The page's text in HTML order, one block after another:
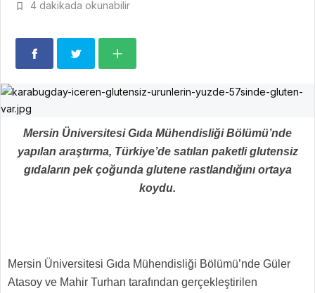
4 dakikada okunabilir
Mersin Üniversitesi Gıda Mühendisliği Bölümü’nde
yapılan araştırma, Türkiye’de satılan paketli glutensiz
gıdaların pek çoğunda glutene rastlandığını ortaya
koydu.
Mersin Üniversitesi Gıda Mühendisliği Bölümü’nde Güler
Atasoy ve Mahir Turhan tarafından gerçekleştirilen